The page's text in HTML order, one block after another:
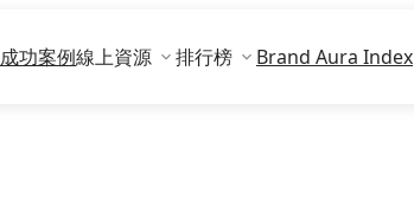
成功案例線上資源 排行榜 Brand Aura Index